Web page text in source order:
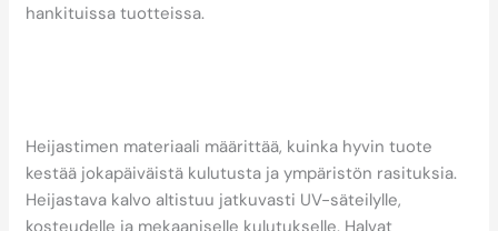
hankituissa tuotteissa.
Heijastimen materiaali määrittää, kuinka hyvin tuote
kestää jokapäiväistä kulutusta ja ympäristön rasituksia.
Heijastava kalvo altistuu jatkuvasti UV-säteilylle,